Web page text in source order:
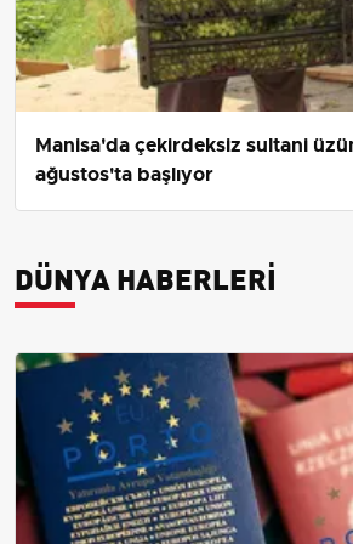
Manisa'da çekirdeksiz sultani
ağustos'ta başlıyor
DÜNYA HABERLERI